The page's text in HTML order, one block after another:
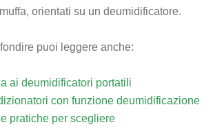
orientati su un deumidificatore.
puoi leggere anche:
ai deumidificatori portatili
con funzione deumidificazione
pratiche per scegliere